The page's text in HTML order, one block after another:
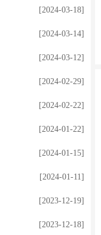
[2024-03-18]
[2024-03-14]
[2024-03-12]
[2024-02-29]
[2024-02-22]
[2024-01-22]
[2024-01-15]
[2024-01-11]
[2023-12-19]
[2023-12-18]